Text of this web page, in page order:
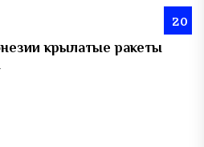
20
крылатые ракеты